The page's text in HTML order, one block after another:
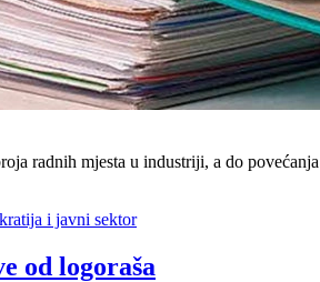
mjesta u industriji, a do
i javni sektor
od logoraša